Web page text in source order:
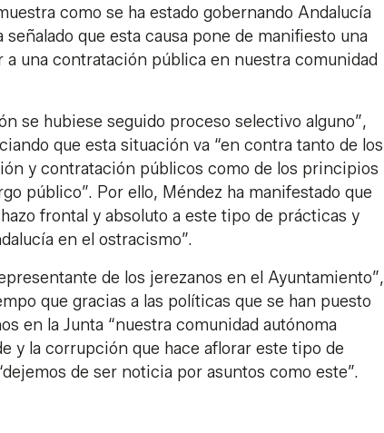
como se ha estado gobernando Andalucía
que esta causa pone de manifiesto una
una contratación pública en nuestra comunidad
se hubiese seguido proceso selectivo alguno”,
que esta situación va “en contra tanto de los
y contratación públicos como de los principios
público”. Por ello, Méndez ha manifestado que
frontal y absoluto a este tipo de prácticas y
en el ostracismo”.
de los jerezanos en el Ayuntamiento”,
que gracias a las políticas que se han puesto
en la Junta “nuestra comunidad autónoma
y la corrupción que hace aflorar este tipo de
de ser noticia por asuntos como este”.